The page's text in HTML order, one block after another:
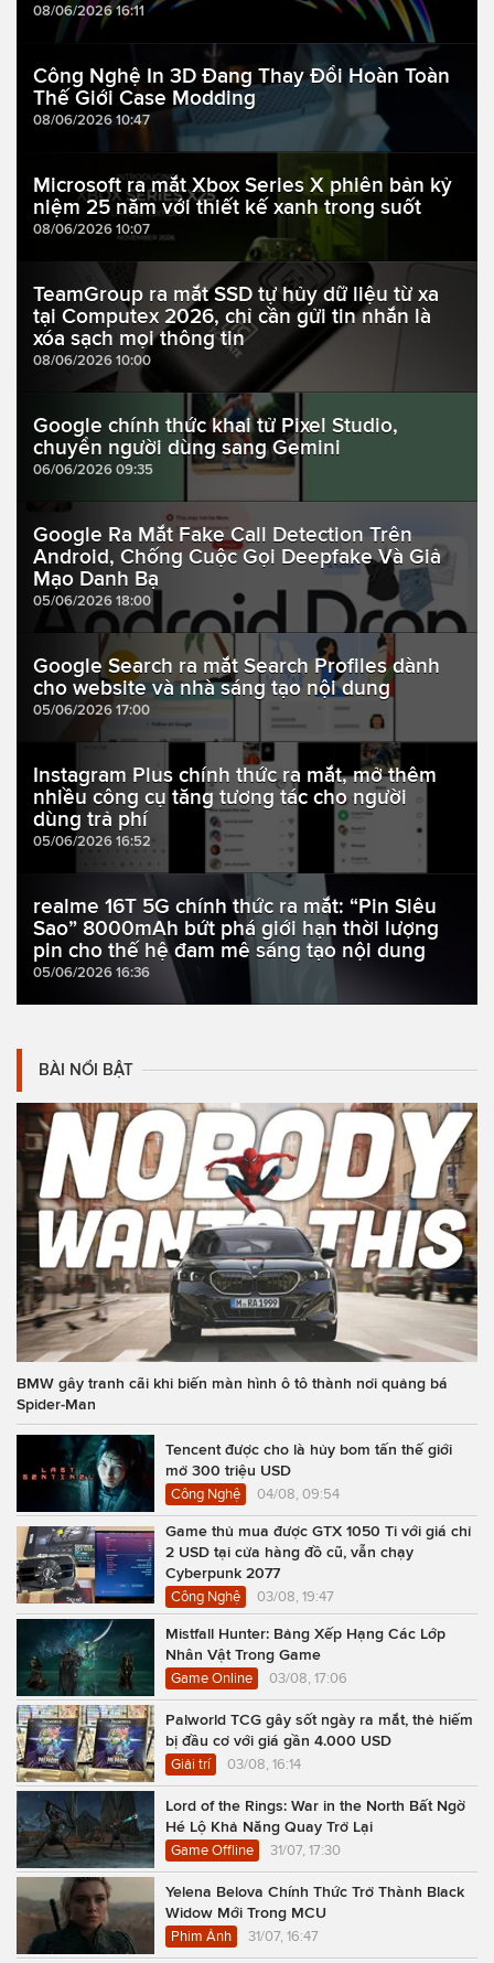
08/06/2026 16:11
Công Nghệ In 3D Đang Thay Đổi Hoàn Toàn
Thế Giới Case Modding
08/06/2026 10:47
Microsoft ra mắt Xbox Series X phiên bản kỷ
niệm 25 năm với thiết kế xanh trong suốt
08/06/2026 10:07
TeamGroup ra mắt SSD tự hủy dữ liệu từ xa
tại Computex 2026, chỉ cần gửi tin nhắn là
xóa sạch mọi thông tin
08/06/2026 10:00
Google chính thức khai tử Pixel Studio,
chuyển người dùng sang Gemini
06/06/2026 09:35
Google Ra Mắt Fake Call Detection Trên
Android, Chống Cuộc Gọi Deepfake Và Giả
Mạo Danh Bạ
05/06/2026 18:00
Google Search ra mắt Search Profiles dành
cho website và nhà sáng tạo nội dung
05/06/2026 17:00
Instagram Plus chính thức ra mắt, mở thêm
nhiều công cụ tăng tương tác cho người
dùng trả phí
05/06/2026 16:52
realme 16T 5G chính thức ra mắt: “Pin Siêu
Sao” 8000mAh bứt phá giới hạn thời lượng
pin cho thế hệ đam mê sáng tạo nội dung
05/06/2026 16:36
BÀI NỔI BẬT
BMW gây tranh cãi khi biến màn hình ô tô thành nơi quảng bá
Spider-Man
Tencent được cho là hủy bom tấn thế giới
mở 300 triệu USD
Công Nghệ 04/08, 09:54
Game thủ mua được GTX 1050 Ti với giá chỉ
2 USD tại cửa hàng đồ cũ, vẫn chạy
Cyberpunk 2077
Công Nghệ 03/08, 19:47
Mistfall Hunter: Bảng Xếp Hạng Các Lớp
Nhân Vật Trong Game
Game Online 03/08, 17:06
Palworld TCG gây sốt ngày ra mắt, thẻ hiếm
bị đầu cơ với giá gần 4.000 USD
Giải trí 03/08, 16:14
Lord of the Rings: War in the North Bất Ngờ
Hé Lộ Khả Năng Quay Trở Lại
Game Offline 31/07, 17:30
Yelena Belova Chính Thức Trở Thành Black
Widow Mới Trong MCU
Phim Ảnh 31/07, 16:47